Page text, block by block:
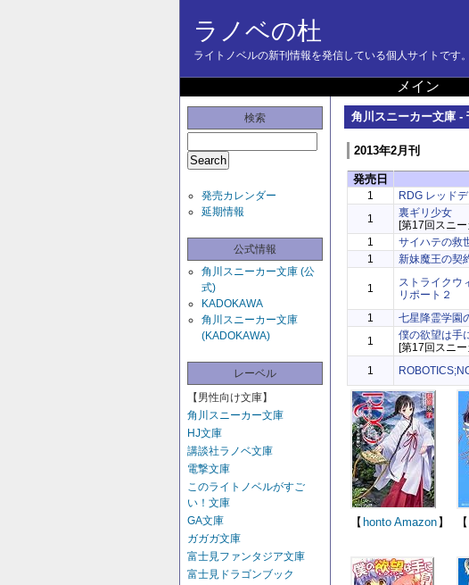
ラノベの杜
ライトノベルの新刊情報を発信している個人サイトです
メイン
検索
発売カレンダー
延期情報
公式情報
角川スニーカー文庫 (公
式)
KADOKAWA
角川スニーカー文庫
(KADOKAWA)
レーベル
【男性向け文庫】
角川スニーカー文庫
HJ文庫
講談社ラノベ文庫
電撃文庫
このライトノベルがすご
い！文庫
GA文庫
ガガガ文庫
富士見ファンタジア文庫
富士見ドラゴンブック
角川スニーカー文庫 -
2013年2月刊
発売日
1 RDG レッド
1
裏ギリ少女
[第17回スニ
1
サイハテの救
1
新妹魔王の契
1
ストライクウ
リポート２
1 七星降霊学園
1
僕の欲望は手
[第17回スニ
1
【 honto Amazon 】 【